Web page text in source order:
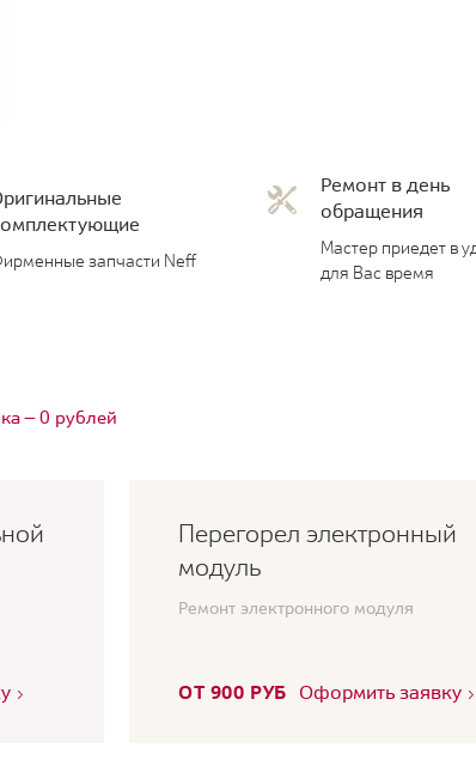
запчасти Neff
Ремонт в день
обращения
Мастер приедет в
для Вас время
— 0 рублей
Перегорел электронный
модуль
Ремонт электронного модуля
ОТ 900 РУБ Оформить заявку